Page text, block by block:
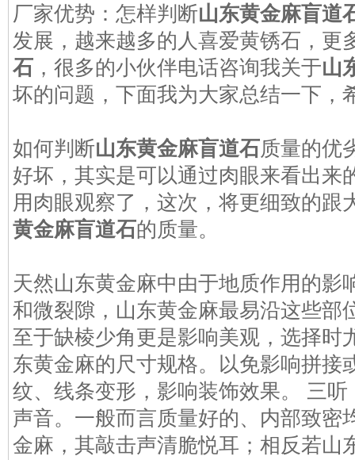
厂家优势：怎样判断山东黄金麻盲道
发展，越来越多的人喜爱黄锈石，更
石 ，很多的小伙伴电话咨询我关于山
坏的问题，下面我为大家总结一下，
如何判断山东黄金麻盲道石质量的优
好坏，其实是可以通过肉眼来看出来
用肉眼观察了，这次，将更细致的跟
黄金麻盲道石的质量。
天然山东黄金麻中由于地质作用的影
和微裂隙，山东黄金麻最易沿这些部
至于缺棱少角更是影响美观，选择时
东黄金麻的尺寸规格。以免影响拼接
纹、线条变形，影响装饰效果。 三
声音。一般而言质量好的、内部致密
金麻，其敲击声清脆悦耳；相反若山